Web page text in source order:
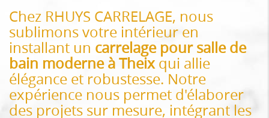
Chez RHUYS CARRELAGE, nous
sublimons votre intérieur en
installant un carrelage pour salle de
bain moderne à Theixqui allie
élégance et robustesse. Notre
expérience nous permet d'élaborer
des projets sur mesure, intégrant les